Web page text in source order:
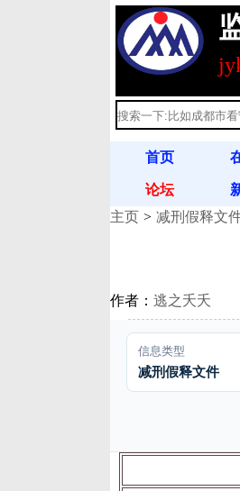
首页
论坛
刑释人员
主页 减刑假释文
作者： 逃之夭夭
信息类型
减刑假释文件